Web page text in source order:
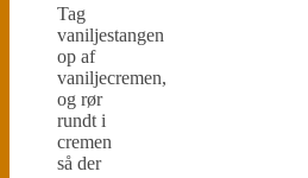
Tag
vaniljestangen
op af
vaniljecremen,
og rør
rundt i
cremen
så der